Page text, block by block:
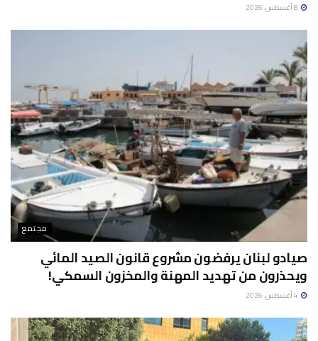
مجتمع
صيادو لبنان يرفضون مشروع قانون الصيد المائي
ويحذرون من تهديد المهنة والمخزون السمكي!